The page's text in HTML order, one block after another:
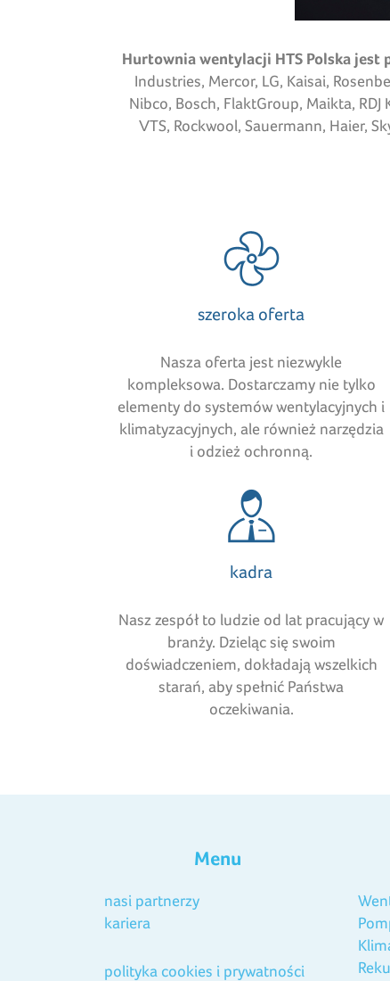
Hurtownia wentylacji HTS Polska jest
Industries, Mercor, LG, Kaisai,
Nibco, Bosch, FlaktGroup, Maikta,
VTS, Rockwool, Sauermann, Haier,
szeroka oferta
Nasza oferta jest niezwykle
kompleksowa. Dostarczamy nie tylko
elementy do systemów wentylacyjnych i
klimatyzacyjnych, ale również narzędzia
i odzież ochronną.
kadra
Nasz zespół to ludzie od lat pracujący w
branży. Dzieląc się swoim
doświadczeniem, dokładają wszelkich
starań, aby spełnić Państwa
oczekiwania.
Menu
nasi partnerzy
kariera
polityka cookies i prywatności